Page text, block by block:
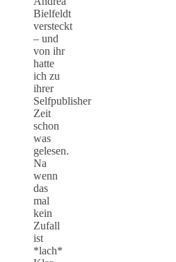
Bielfeldt
versteckt
– und
von ihr
hatte
ich zu
ihrer
Selfpublisher
Zeit
schon
was
gelesen.
Na
wenn
das
mal
kein
Zufall
ist
*lach*